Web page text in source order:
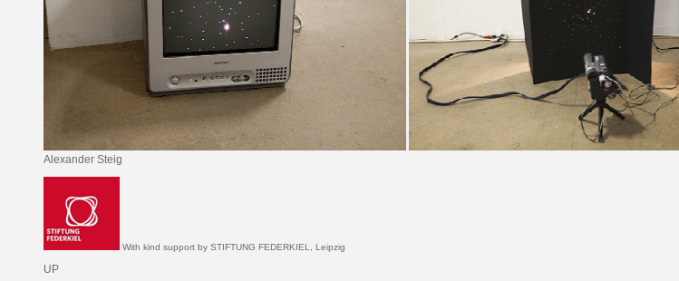
Alexander Steig
With kind support by STIFTUNG FEDERKIEL, Leipzig
UP